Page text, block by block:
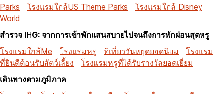
Parks โรงแรมใกล้US Theme Parks
โรงแรมใกล้ Disney
World
สำรวจ IHG: จากการเข้าพักแสนสบายไปจนถึงการพักผ่อนสุดหรู
โรงแรมใกล้Me
โรงแรมหรู ที่เที่ยววันหยุดยอดนิยม
โรงแรม
ที่ยินดีต้อนรับสัตว์เลี้ยง
โรงแรมหรูที่ได้รับรางวัลยอดเยี่ยม
เดินทางตามภูมิภาค